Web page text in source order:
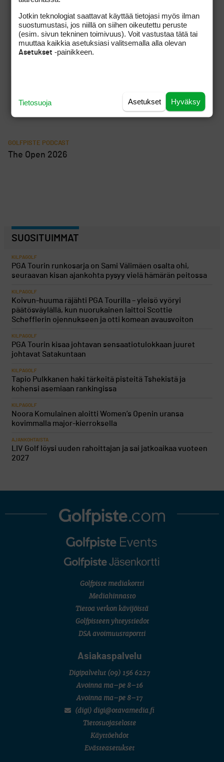
Eppu Normaali siivitti Konsta Jutilan Erkko Trophyn
voittoon
Golf tuntui liian rauhalliselta, joten ammattilaispelaaja
Eetu Isometsä vaihtoi päälajikseen hiihdon
"Olisi pitänyt kuunnella kroppaa" – Jason Dayn 18 vuoden
GOLFPISTE PODCAST
The Open 2026
SUOSITUIMMAT
KILPAGOLF
PGA Tourin runkosarja on Sami Välimäen osalta ohi,
seuraavan kisan ajankohta pysyy vielä hämärän peitossa
KILPAGOLF
Koivun-huuma räjähti PGA Tourilla – yleisö vyöryi
päätösväylällä, kun nuorukainen laittoi Scottie
Schefflerin ojennukseen ja otti komean avausvoiton
KILPAGOLF
PGA Tourin kisaa johtavan sensaatiotulokkaan juuret
johtavat Satakuntaan
KILPAGOLF
Tapio Pulkkanen haki tärkeitä pisteitä Tshekistä ja
kohensi asemiaan rankingissa
KILPAGOLF
Noora Komulainen aloitti Women’s Openin uransa
kovimmalla major-kierroksella
AJANKOHTAISTA
LIV Golf löysi uuden rahoittajan ja sai jatkoaikaa vuoteen
2027
Golfpiste mediakortti
Mediahinnasto
Tietoa verkon kävijöistä
Golfpisteen yhteystiedot
DSA avoimuusraportti
Asiakaspalvelu
Digipalvelut (09) 156 6227
Avoinna ma–pe 8–16
Avoinna ma–pe 8–17
(digi) digi@otavamedia.fi
Tietosuojaseloste
Käyttöehdot
Evästeasetukset
Jotkin teknologiat saattavat käyttää tietojasi myös ilman
suostumustasi, jos niillä on siihen oikeutettu peruste
(esim. sivun tekninen toimivuus). Voit vastustaa tätä tai
muuttaa kaikkia asetuksiasi valitsemalla alla olevan
Asetukset -painikkeen.
Hyväksy
Asetukset
Tietosuoja